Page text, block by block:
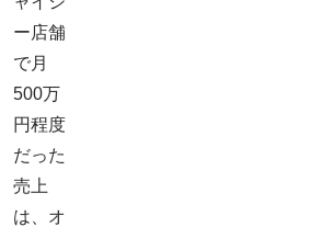
ー店舗
で月
500万
円程度
だった
売上
は、オ